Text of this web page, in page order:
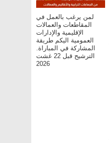
لمن يرغب بالعمل في
المقاطعات والعمالات
الإقليمية والإدارات
العمومية اليكم طريقة
المشاركة في المباراة.
الترشيح قبل 22 غشت
2026